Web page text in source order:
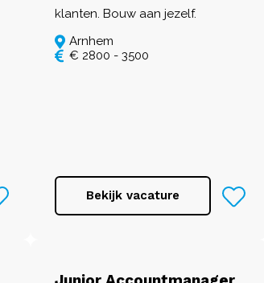
klanten. Bouw aan jezelf.
Arnhem
€ 2800 - 3500
Bekijk vacature